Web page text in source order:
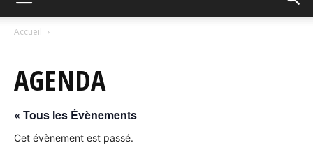
Laconnex
Accueil
AGENDA
« Tous les Évènements
Cet évènement est passé.